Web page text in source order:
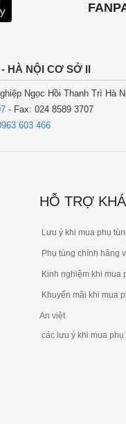
HÀ NỘI CƠ SỞ II
Ngọc Hồi Thanh Trì Hà
- Fax: 024 8589 3707
603 466
HỖ TRỢ
Lưu ý khi mua phụ
Phụ tùng chính hãng
Kinh nghiệm khi mua
Khuyến mãi khi mua
An việt
các lưu ý khi mua phụ